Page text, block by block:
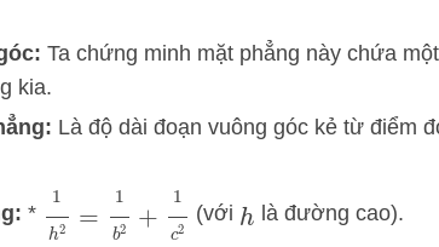
Ta chứng minh mặt phẳng này chứa một
kia.
Là độ dài đoạn vuông góc kẻ từ điểm
* 1h b + 1c 2
(với h là đường cao).